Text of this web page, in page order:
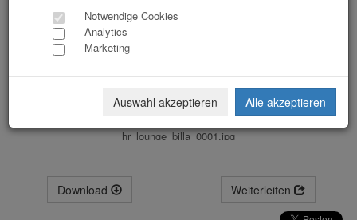
hr_lounge_billa_0001.jpg
Download Weiterleiten
Notwendige Cookies
Analytics
Marketing
Auswahl akzeptieren Alle akzeptieren